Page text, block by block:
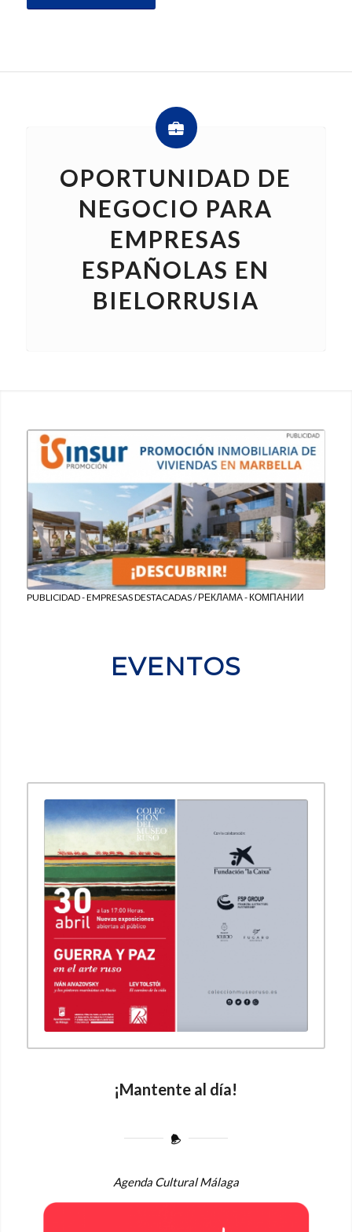
OPORTUNIDAD DE
NEGOCIO PARA
EMPRESAS
ESPAÑOLAS EN
BIELORRUSIA
PUBLICIDAD - EMPRESAS DESTACADAS / РЕКЛАМА - КОМПАНИИ
EVENTOS
¡Mantente al día!
Agenda Cultural Málaga